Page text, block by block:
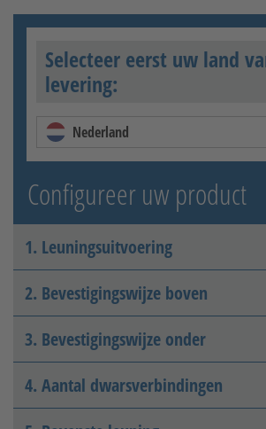
Selecteer eerst uw land
levering:
Nederland
Configureer uw product
1. Leuningsuitvoering
Thermisch
2. Bevestigingswijze boven
Losdraaien
3. Bevestigingswijze onder
Schroef op
4. Aantal dwarsverbindingen